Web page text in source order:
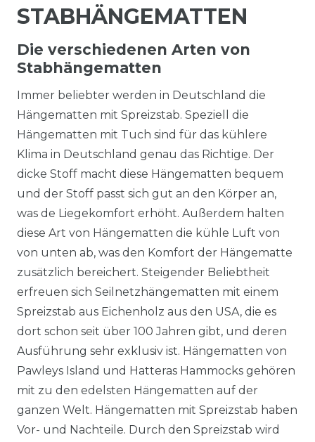
STABHÄNGEMATTEN
Die verschiedenen Arten von
Stabhängematten
Immer beliebter werden in Deutschland die
Hängematten mit Spreizstab. Speziell die
Hängematten mit Tuch sind für das kühlere
Klima in Deutschland genau das Richtige. Der
dicke Stoff macht diese Hängematten bequem
und der Stoff passt sich gut an den Körper an,
was de Liegekomfort erhöht. Außerdem halten
diese Art von Hängematten die kühle Luft von
von unten ab, was den Komfort der Hängematte
zusätzlich bereichert. Steigender Beliebtheit
erfreuen sich Seilnetzhängematten mit einem
Spreizstab aus Eichenholz aus den USA, die es
dort schon seit über 100 Jahren gibt, und deren
Ausführung sehr exklusiv ist. Hängematten von
Pawleys Island und Hatteras Hammocks gehören
mit zu den edelsten Hängematten auf der
ganzen Welt. Hängematten mit Spreizstab haben
Vor- und Nachteile. Durch den Spreizstab wird